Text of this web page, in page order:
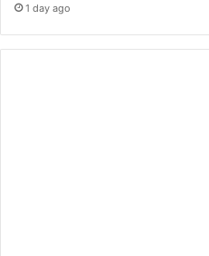
1 day ago